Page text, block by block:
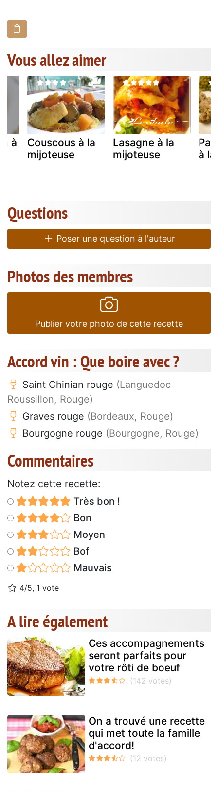
Vous allez aimer
à
Couscous à la
mijoteuse
Lasagne à la
mijoteuse
à
Questions
Poser une question à l'auteur
Photos des membres
Publier votre photo de cette recette
Accord vin : Que boire avec ?
Saint Chinian rouge (Languedoc-
Roussillon, Rouge)
Graves rouge (Bordeaux, Rouge)
Bourgogne rouge (Bourgogne, Rouge)
Commentaires
Notez cette recette:
Très bon !
Bon
Moyen
Bof
Mauvais
4/5, 1 vote
A lire également
Ces accompagnements
seront parfaits pour
votre rôti de boeuf
On a trouvé une recette
qui met toute la famille
d'accord!